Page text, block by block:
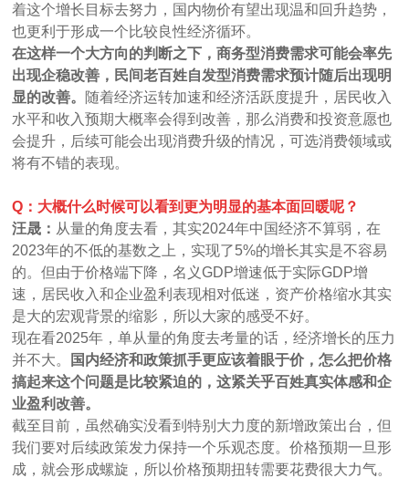
着这个增长目标去努力，国内物价有望出现温和回升趋势，
也更利于形成一个比较良性经济循环。
在这样一个大方向的判断之下，商务型消费需求可能会率先
出现企稳改善，民间老百姓自发型消费需求预计随后出现明
显的改善。 随着经济运转加速和经济活跃度提升，居民收入
水平和收入预期大概率会得到改善，那么消费和投资意愿也
会提升，后续可能会出现消费升级的情况，可选消费领域或
将有不错的表现。
Q：大概什么时候可以看到更为明显的基本面回暖呢？
汪晟： 从量的角度去看，其实2024年中国经济不算弱，在
2023年的不低的基数之上，实现了5%的增长其实是不容易
的。但由于价格端下降，名义GDP增速低于实际GDP增
速，居民收入和企业盈利表现相对低迷，资产价格缩水其实
是大的宏观背景的缩影，所以大家的感受不好。
现在看2025年，单从量的角度去考量的话，经济增长的压力
并不大。
国内经济和政策抓手更应该着眼于价，怎么把价格
搞起来这个问题是比较紧迫的，这紧关乎百姓真实体感和企
业盈利改善。
截至目前，虽然确实没看到特别大力度的新增政策出台，但
我们要对后续政策发力保持一个乐观态度。价格预期一旦形
成，就会形成螺旋，所以价格预期扭转需要花费很大力气。